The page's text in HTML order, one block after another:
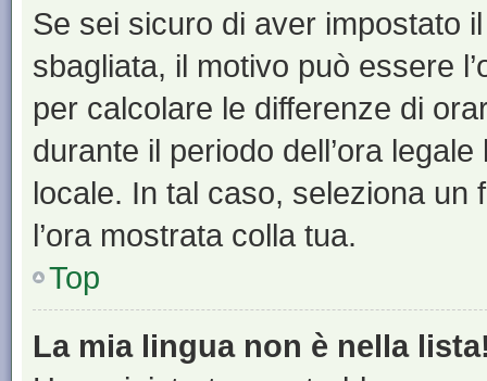
Se sei sicuro di aver impostato
sbagliata, il motivo può essere
per calcolare le differenze di
durante il periodo dell’ora
locale. In tal caso, seleziona
l’ora mostrata colla tua.
Top
La mia lingua non è nella